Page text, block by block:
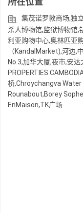
集茂诺罗敦商场,独
杀人博物馆,监狱博物馆,
利亚购物中心,奥林匹亚
（KandalMarket),河边,
No.3,加华大厦,夜市,安
PROPERTIES
桥,Chroychangva
Rounabout,Borey
EnMaison,TK广场